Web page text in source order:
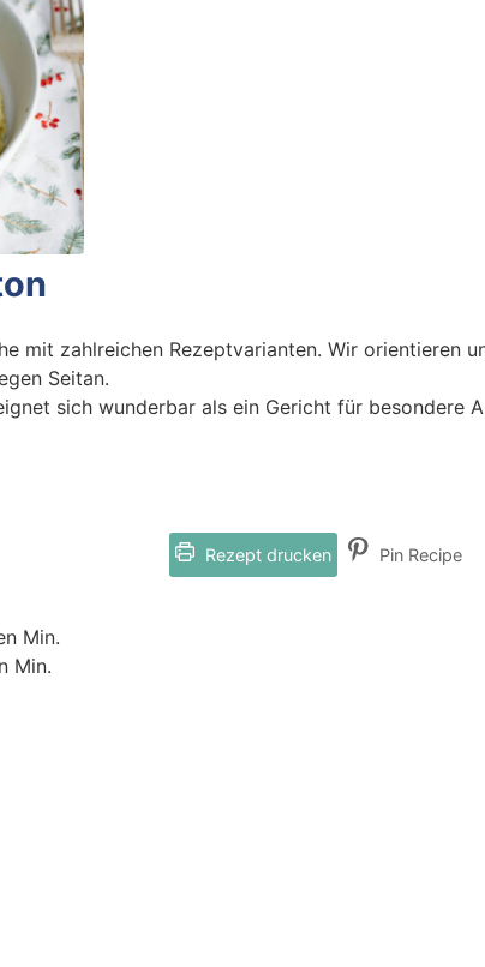
mit zahlreichen Rezeptvarianten. Wir orientieren
Seitan.
sich wunderbar als ein Gericht für besondere
Rezept drucken Pin Recipe
Min.
Min.